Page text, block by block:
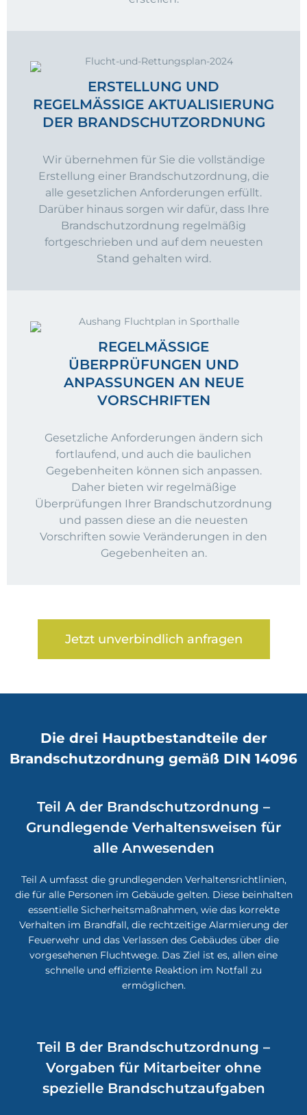
ERSTELLUNG UND
REGELMÄSSIGE AKTUALISIERUNG D
ER BRANDSCHUTZORDNUNG
Wir übernehmen für Sie die vollständige
Erstellung einer Brandschutzordnung, die
alle gesetzlichen Anforderungen erfüllt.
Darüber hinaus sorgen wir dafür, dass Ihre
Brandschutzordnung regelmäßig
fortgeschrieben und auf dem neuesten
Stand gehalten wird.
REGELMÄSSIGE Ü
BERPRÜFUNGEN UND A
NPASSUNGEN AN NEUE V
ORSCHRIFTEN
Gesetzliche Anforderungen ändern sich
fortlaufend, und auch die baulichen
Gegebenheiten können sich anpassen.
Daher bieten wir regelmäßige
Überprüfungen Ihrer Brandschutzordnung
und passen diese an die neuesten
Vorschriften sowie Veränderungen in den
Gegebenheiten an.
Jetzt unverbindlich anfragen
Die drei Hauptbestandteile der
Brandschutzordnung gemäß DIN 14096
Teil A der Brandschutzordnung –
Grundlegende Verhaltensweisen für
alle Anwesenden
Teil A umfasst die grundlegenden Verhaltensrichtlinien,
die für alle Personen im Gebäude gelten. Diese beinhalten
essentielle Sicherheitsmaßnahmen, wie das korrekte
Verhalten im Brandfall, die rechtzeitige Alarmierung der
Feuerwehr und das Verlassen des Gebäudes über die
vorgesehenen Fluchtwege. Das Ziel ist es, allen eine
schnelle und effiziente Reaktion im Notfall zu
ermöglichen.
Teil B der Brandschutzordnung –
Vorgaben für Mitarbeiter ohne
spezielle Brandschutzaufgaben